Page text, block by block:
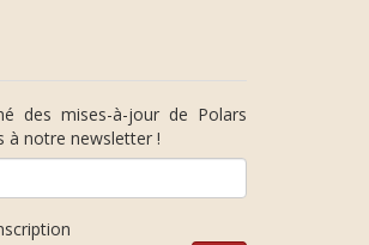
des mises-à-jour de Polars
à notre newsletter !